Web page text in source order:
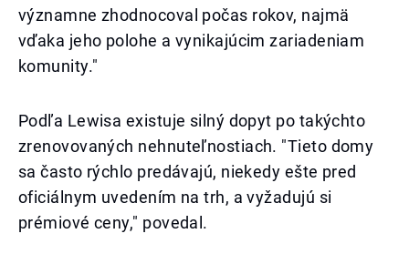
významne zhodnocoval počas rokov, najmä
vďaka jeho polohe a vynikajúcim zariadeniam
komunity."
Podľa Lewisa existuje silný dopyt po takýchto
zrenovovaných nehnuteľnostiach. "Tieto domy
sa často rýchlo predávajú, niekedy ešte pred
oficiálnym uvedením na trh, a vyžadujú si
prémiové ceny," povedal.